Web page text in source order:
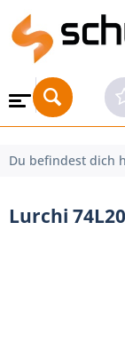
Du befindest dich
Lurchi